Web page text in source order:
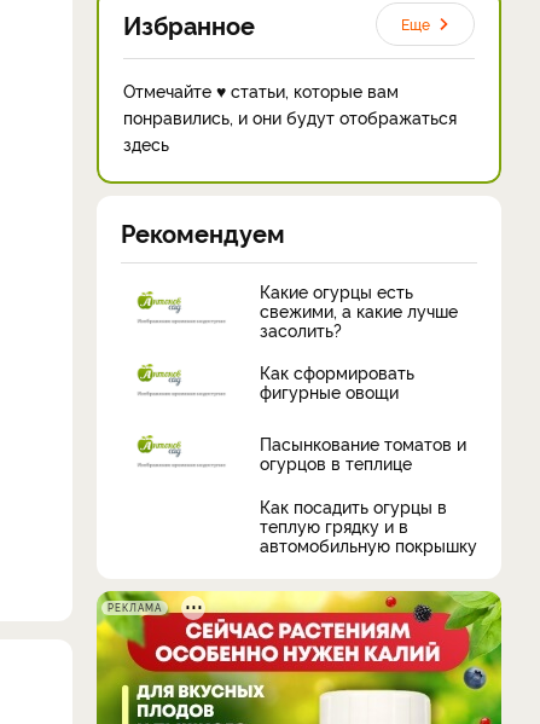
Избранное Еще
Отмечайте ♥ статьи, которые вам
понравились, и они будут отображаться
здесь
Рекомендуем
Какие огурцы есть
свежими, а какие лучше
засолить?
Как сформировать
фигурные овощи
Пасынкование томатов и
огурцов в теплице
Как посадить огурцы в
теплую грядку и в
автомобильную покрышку
РЕКЛАМА